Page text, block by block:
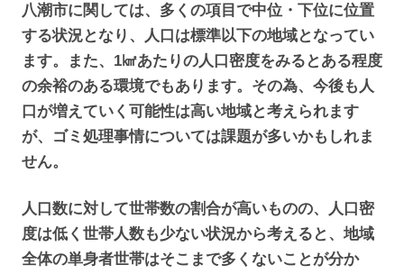
八潮市に関しては、多くの項目で中位・下位に位置
する状況となり、人口は標準以下の地域となってい
ます。また、1㎢あたりの人口密度をみるとある程度
の余裕のある環境でもあります。その為、今後も人
口が増えていく可能性は高い地域と考えられます
が、ゴミ処理事情については課題が多いかもしれま
せん。
人口数に対して世帯数の割合が高いものの、人口密
度は低く世帯人数も少ない状況から考えると、地域
全体の単身者世帯はそこまで多くないことが分か